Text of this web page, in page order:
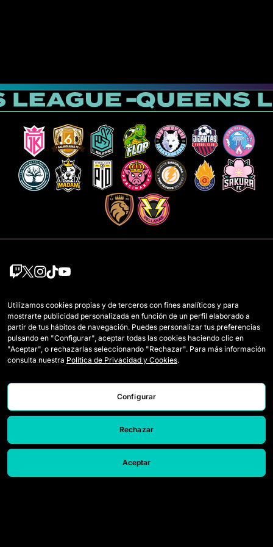
Equipos
Jugadoras Draft
Wildcards
Estadísticas
Mercato
Reglamento
Cómo se juega la Queens
Acreditaciones Prensa
Contacto
Utilizamos cookies propias y de terceros con fines analíticos y para
mostrarte publicidad personalizada en función de un perfil elaborado a
partir de tus hábitos de navegación. Puedes personalizar tus preferencias
pulsando en "Configurar", aceptar todas las cookies haciendo clic en
"Aceptar", o rechazarlas seleccionando "Rechazar". Para más información
consulta nuestra Política de Privacidad y Cookies.
Configurar
Rechazar
Aceptar